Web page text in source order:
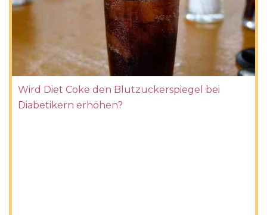
Wird Diet Coke den Blutzuckerspiegel bei
Diabetikern erhöhen?